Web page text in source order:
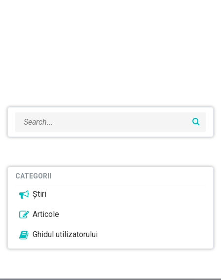
CATEGORII
Știri
Articole
Ghidul utilizatorului